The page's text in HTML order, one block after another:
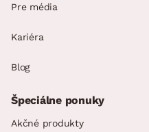
Pre média
Kariéra
Blog
Špeciálne ponuky
Akčné produkty